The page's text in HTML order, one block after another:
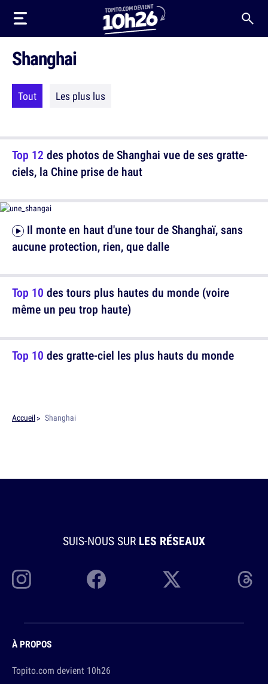
Shanghai
Tout Les plus lus
Top 12 des photos de Shanghai vue de ses gratte-
ciels, la Chine prise de haut
aucune protection, rien, que dalle
Top 10 des gratte-ciel les plus hauts du monde
Top 10 des tours plus hautes du monde (voire
même un peu trop haute)
Accueil Shanghai
SUIS-NOUS SUR LES RÉSEAUX
À PROPOS
Topito.com devient 10h26